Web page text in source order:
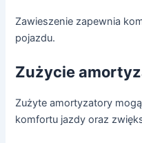
Zawieszenie zapewnia
pojazdu.
Zużycie
Zużyte amortyzatory
komfortu jazdy oraz